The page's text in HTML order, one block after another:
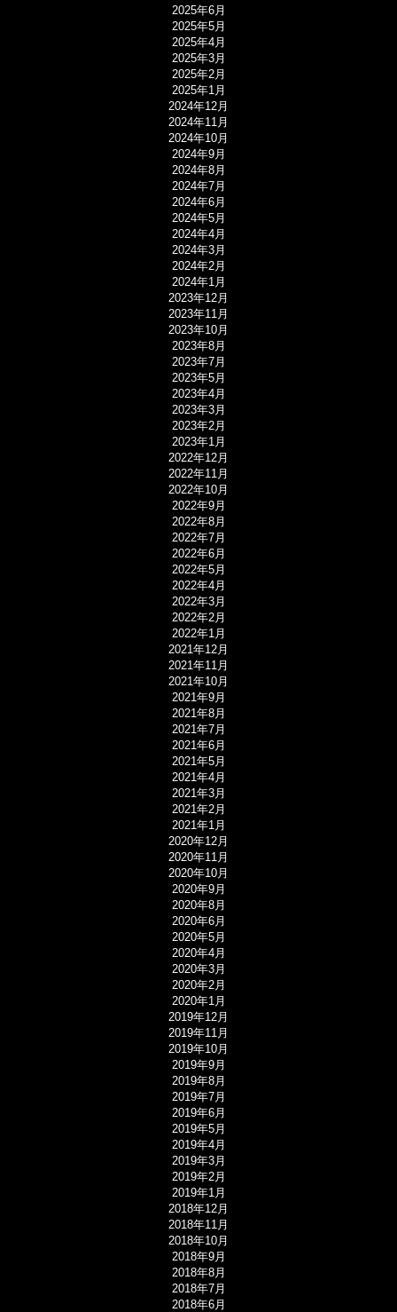
2025年6月
2025年5月
2025年4月
2025年3月
2025年2月
2025年1月
2024年12月
2024年11月
2024年10月
2024年9月
2024年8月
2024年7月
2024年6月
2024年5月
2024年4月
2024年3月
2024年2月
2024年1月
2023年12月
2023年11月
2023年10月
2023年8月
2023年7月
2023年5月
2023年4月
2023年3月
2023年2月
2023年1月
2022年12月
2022年11月
2022年10月
2022年9月
2022年8月
2022年7月
2022年6月
2022年5月
2022年4月
2022年3月
2022年2月
2022年1月
2021年12月
2021年11月
2021年10月
2021年9月
2021年8月
2021年7月
2021年6月
2021年5月
2021年4月
2021年3月
2021年2月
2021年1月
2020年12月
2020年11月
2020年10月
2020年9月
2020年8月
2020年6月
2020年5月
2020年4月
2020年3月
2020年2月
2020年1月
2019年12月
2019年11月
2019年10月
2019年9月
2019年8月
2019年7月
2019年6月
2019年5月
2019年4月
2019年3月
2019年2月
2019年1月
2018年12月
2018年11月
2018年10月
2018年9月
2018年8月
2018年7月
2018年6月